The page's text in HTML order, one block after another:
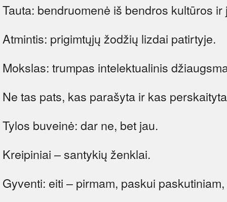
Tauta: bendruomenė iš bendros kultūros
Atmintis: prigimtųjų žodžių lizdai patirtyje.
Mokslas: trumpas intelektualinis
Ne tas pats, kas parašyta ir kas
Tylos buveinė: dar ne, bet jau.
Kreipiniai – santykių ženklai.
Gyventi: eiti – pirmam, paskui